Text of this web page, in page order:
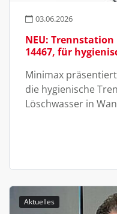
03.06.2026
NEU: Trennstation
14467, für
Minimax
die hygienische
Löschwasser in
Aktuelles